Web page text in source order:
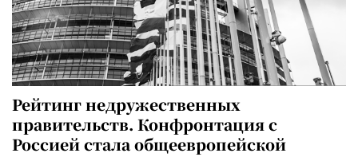
Рейтинг недружественных
правительств. Конфронтация с
Россией стала общеевропейской